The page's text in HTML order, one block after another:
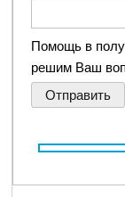
Помощь в
решим Ваш